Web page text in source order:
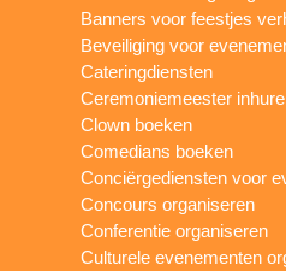
Banners voor feestjes
Beveiliging voor
Cateringdiensten
Ceremoniemeester
Clown boeken
Comedians boeken
Conciërgediensten voor
Concours organiseren
Conferentie organiseren
Culturele evenementen